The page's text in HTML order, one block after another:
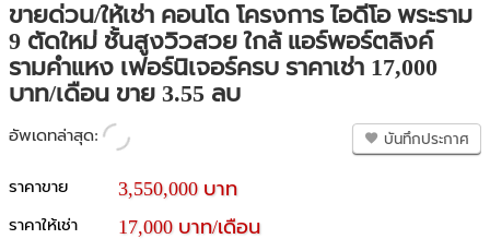
ขายด่วน/ให้เช่า คอนโด โครงการ ไอดีโอ พระราม
9 ตัดใหม่ ชั้นสูงวิวสวย ใกล้ แอร์พอร์ตลิงค์
รามคำแหง เฟอร์นิเจอร์ครบ ราคาเช่า 17,000
บาท/เดือน ขาย 3.55 ลบ
อัพเดทล่าสุด: บันทึกประกาศ
ราคาขาย 3,550,000 บาท
ราคาให้เช่า 17,000 บาท/เดือน